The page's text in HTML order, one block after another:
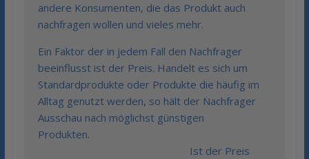
andere Konsumenten, die das Produkt auch
nachfragen wollen und vieles mehr.
Ein Faktor der in jedem Fall den Nachfrager
beeinflusst ist der Preis. Handelt es sich um
Standardprodukte oder Produkte die häufig im
Alltag genutzt werden, so hält der Nachfrager
Ausschau nach möglichst günstigen
Produkten.
Ist der Preis